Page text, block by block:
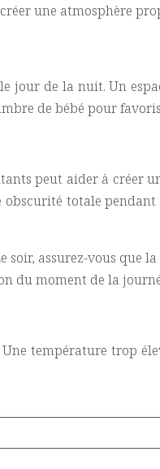
une atmosphère
jour de la nuit. Un
de bébé pour
peut aider à créer
obscurité totale
assurez-vous que
du moment de la
température trop